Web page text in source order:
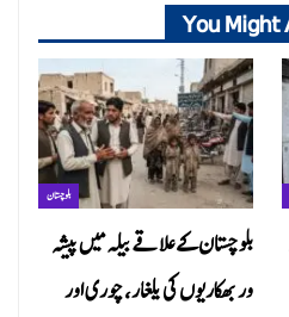
You Might
بلوچستان
بلوچستان کے علاقے بیلہ میں پیشہ
ور بھکاریوں کی یلغار، چوری اور